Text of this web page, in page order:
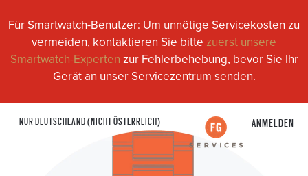
Für Smartwatch-Benutzer: Um unnötige Servicekosten zu
vermeiden, kontaktieren Sie bitte zuerst unsere
Smartwatch-Experten zur Fehlerbehebung, bevor Sie Ihr
Gerät an unser Servicezentrum senden.
NUR DEUTSCHLAND (NICHT ÖSTERREICH) ANMELDEN